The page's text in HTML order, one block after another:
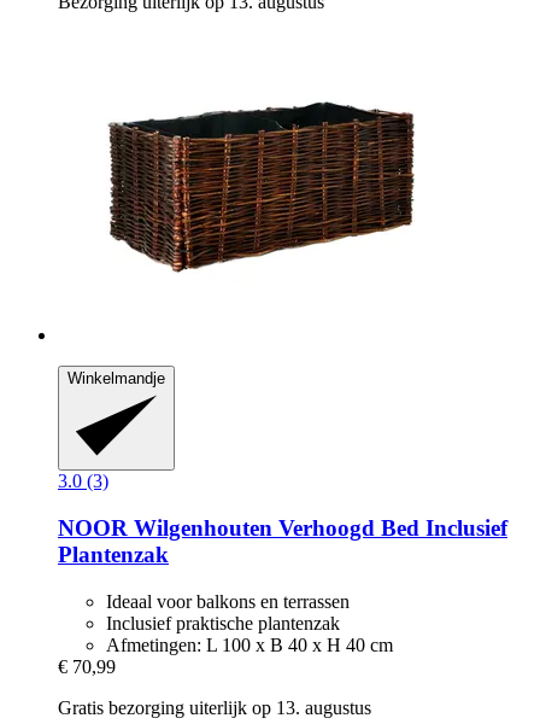
Winkelmandje
3.0 (3)
NOOR Wilgenhouten Verhoogd Bed Inclusief
Plantenzak
Ideaal voor balkons en terrassen
Inclusief praktische plantenzak
Afmetingen: L 100 x B 40 x H 40 cm
€ 70,99
Gratis bezorging uiterlijk op 13. augustus